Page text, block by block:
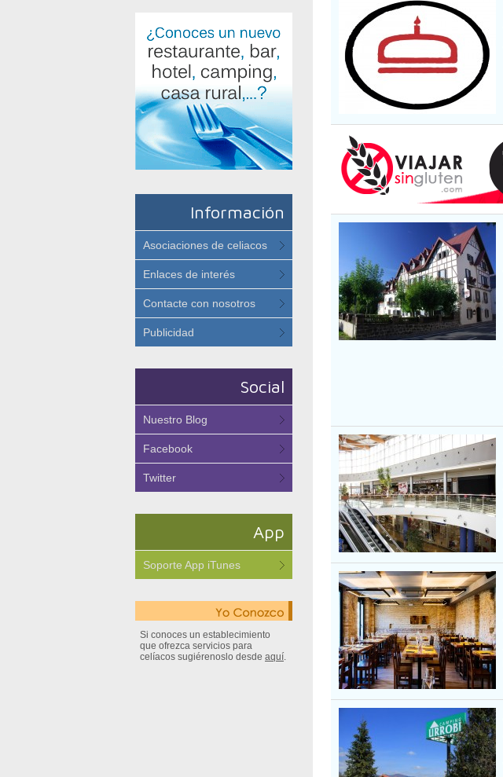
Información
Asociaciones de celiacos
Enlaces de interés
Contacte con nosotros
Publicidad
Social
Nuestro Blog
Facebook
Twitter
App
Soporte App iTunes
Si conoces un establecimiento
que ofrezca servicios para
celíacos sugiérenoslo desde aquí.